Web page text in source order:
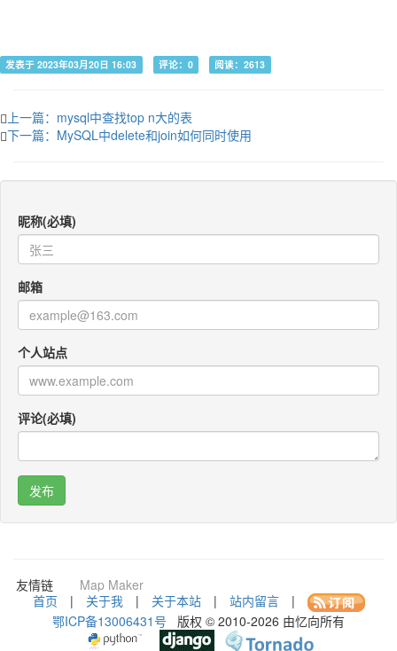
发表于 2023年03月20日 16:03 评论：0 阅读：2613
上一篇：mysql中查找top n大的表
下一篇：MySQL中delete和join如何同时使用
昵称(必填)
邮箱
个人站点
评论(必填)
友情链
接：
Map Maker
首页
| 关于我 | 关于本站 | 站内留言
|
鄂ICP备13006431号 版权 © 2010-2026 由忆向所有